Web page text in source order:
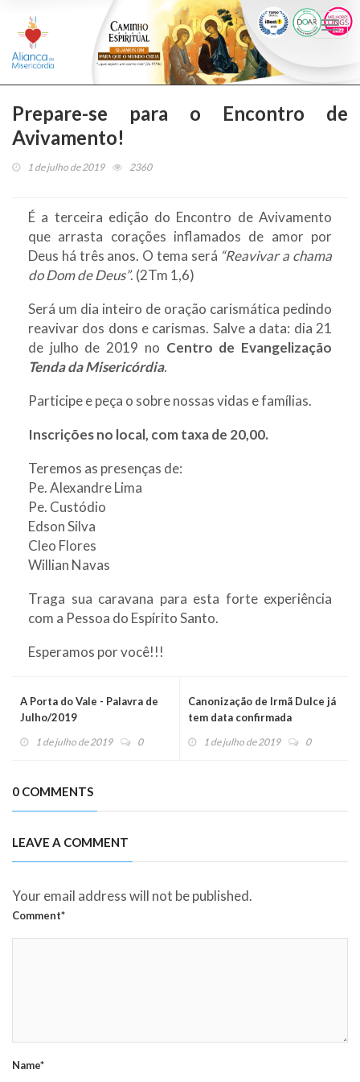
Prepare-se para o Encontro de
Avivamento!
1 de julho de 2019 2360
É a terceira edição do Encontro de Avivamento
que arrasta corações inflamados de amor por
Deus há três anos. O tema será “Reavivar a chama
do Dom de Deus”. (2Tm 1,6)
Será um dia inteiro de oração carismática pedindo
reavivar dos dons e carismas. Salve a data: dia 21
de julho de 2019 no Centro de Evangelização
Tenda da Misericórdia.
Participe e peça o sobre nossas vidas e famílias.
Inscrições no local, com taxa de 20,00.
Teremos as presenças de:
Pe. Alexandre Lima
Pe. Custódio
Edson Silva
Cleo Flores
Willian Navas
Traga sua caravana para esta forte experiência
com a Pessoa do Espírito Santo.
Esperamos por você!!!
A Porta do Vale - Palavra de
Julho/2019
1 de julho de 2019 0
Canonização de Irmã Dulce já
tem data confirmada
1 de julho de 2019 0
0 COMMENTS
LEAVE A COMMENT
Your email address will not be published.
Comment*
Name*